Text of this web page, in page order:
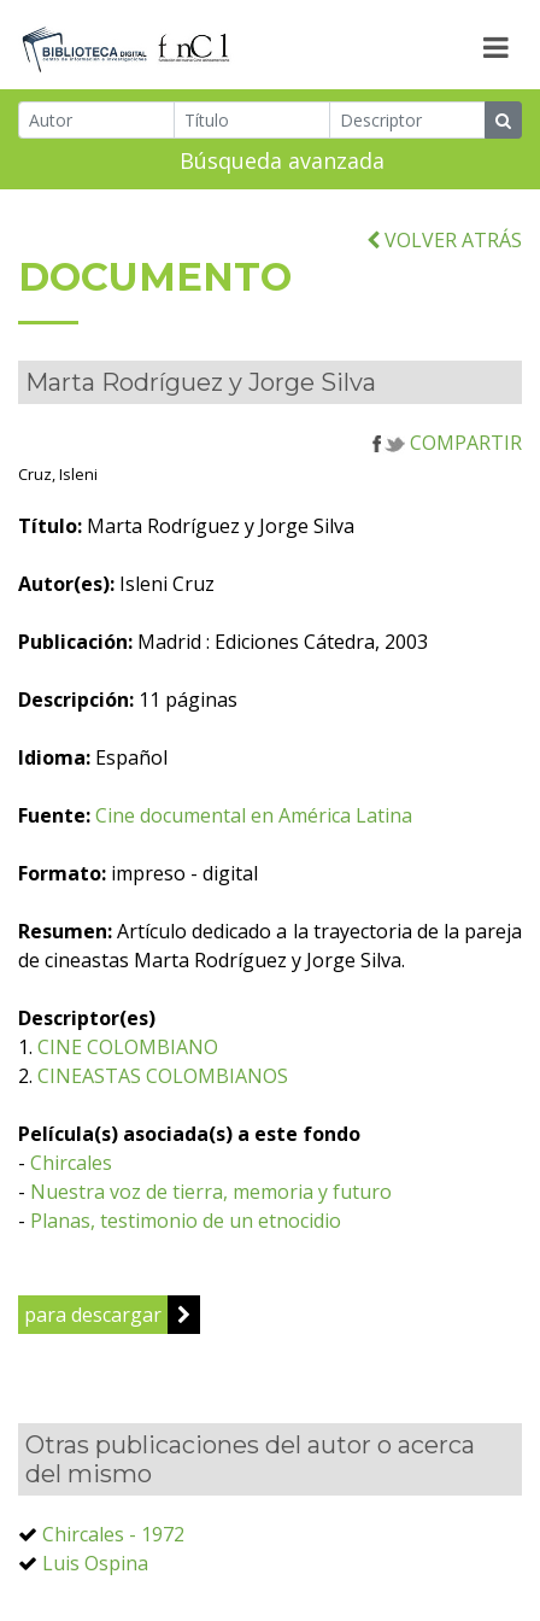
Búsqueda avanzada
VOLVER ATRÁS
DOCUMENTO
Marta Rodríguez y Jorge Silva
COMPARTIR
Cruz, Isleni
Título: Marta Rodríguez y Jorge Silva
Autor(es): Isleni Cruz
Publicación: Madrid : Ediciones Cátedra, 2003
Descripción: 11 páginas
Idioma: Español
Fuente:Cine documental en América Latina
Formato: impreso - digital
Resumen:Artículo dedicado a la trayectoria de la pareja
de cineastas Marta Rodríguez y Jorge Silva.
Descriptor(es)
1. CINE COLOMBIANO
2. CINEASTAS COLOMBIANOS
Película(s) asociada(s) a este fondo
- Chircales
- Nuestra voz de tierra, memoria y futuro
- Planas, testimonio de un etnocidio
para descargar
Otras publicaciones del autor o acerca
del mismo
Chircales - 1972
Luis Ospina